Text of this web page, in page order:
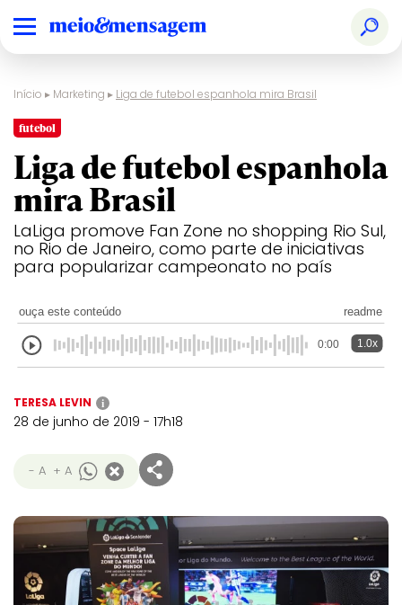
Início ▸ Marketing ▸ Liga de futebol espanhola mira Brasil
futebol
Liga de futebol espanhola
mira Brasil
LaLiga promove Fan Zone no shopping Rio Sul,
no Rio de Janeiro, como parte de iniciativas
para popularizar campeonato no país
ouça este conteúdo readme
0:00 1.0x
TERESA LEVIN i
28 de junho de 2019 - 17h18
- A + A